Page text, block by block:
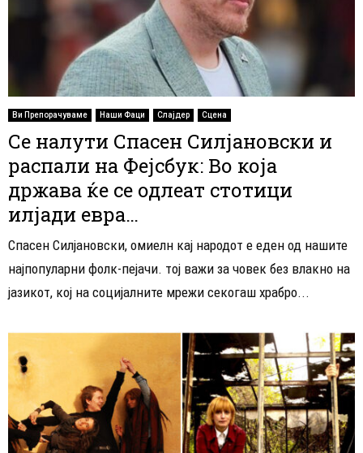
Ви Препорачуваме Наши Фаци Слајдер Сцена
Се налути Спасен Силјановски и
распали на Фејсбук: Во која
држава ќе се одлеат стотици
илјади евра…
Спасен Силјановски, омиелн кај народот е еден од нашите
најпопуларни фолк-пејачи. тој важи за човек без влакно на
јазикот, кој на социјалните мрежи секогаш храбро...